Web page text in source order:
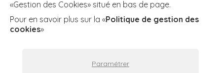
«Gestion des Cookies» situé en bas de page.
Pour en savoir plus sur la «Politique de gestion des
cookies»
Paramétrer
twitter youtube
Espace presse